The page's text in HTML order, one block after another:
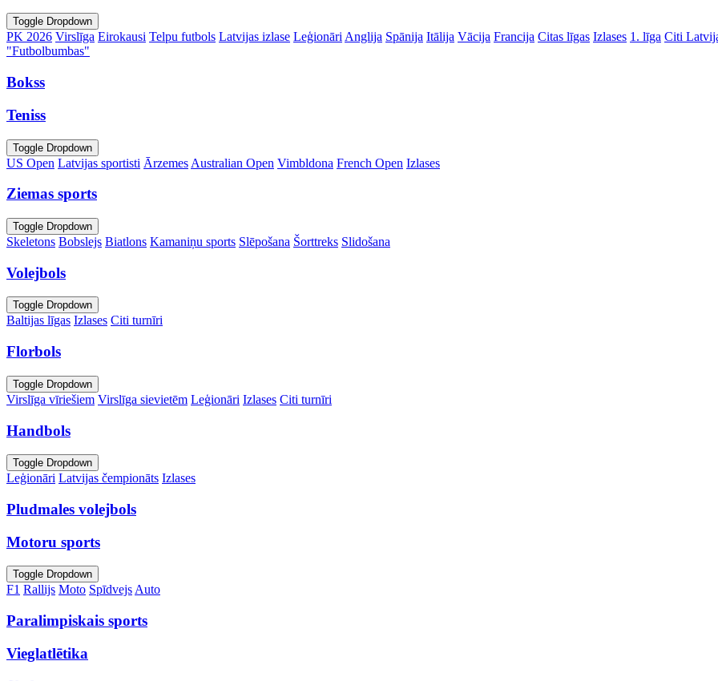
Toggle Dropdown
PK 2026 Virslīga Eirokausi Telpu futbols Latvijas izlase Leģionāri Anglija Spānija Itālija Vācija Francija Citas līgas Izlases 1. līga Citi
"Futbolbumbas"
Bokss
Teniss
Toggle Dropdown
US Open Latvijas sportisti Ārzemes Australian Open Vimbldona French Open Izlases
Ziemas sports
Toggle Dropdown
Skeletons Bobslejs Biatlons Kamaniņu sports Slēpošana Šorttreks Slidošana
Volejbols
Toggle Dropdown
Baltijas līgas Izlases Citi turnīri
Florbols
Toggle Dropdown
Virslīga vīriešiem Virslīga sievietēm Leģionāri Izlases Citi turnīri
Handbols
Toggle Dropdown
Leģionāri Latvijas čempionāts Izlases
Pludmales volejbols
Motoru sports
Toggle Dropdown
F1 Rallijs Moto SpīdvejsAuto
Paralimpiskais sports
Vieglatlētika